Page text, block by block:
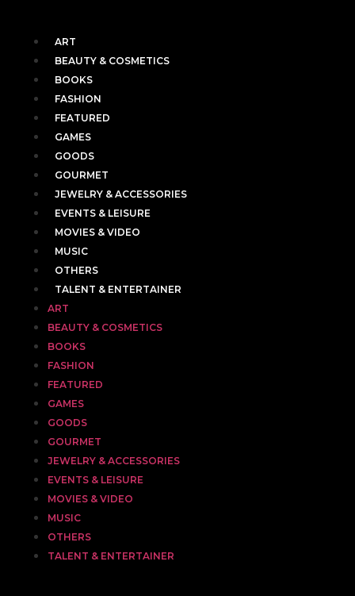
ART
BEAUTY & COSMETICS
BOOKS
FASHION
FEATURED
GAMES
GOODS
GOURMET
JEWELRY & ACCESSORIES
EVENTS & LEISURE
MOVIES & VIDEO
MUSIC
OTHERS
TALENT & ENTERTAINER
ART
BEAUTY & COSMETICS
BOOKS
FASHION
FEATURED
GAMES
GOODS
GOURMET
JEWELRY & ACCESSORIES
EVENTS & LEISURE
MOVIES & VIDEO
MUSIC
OTHERS
TALENT & ENTERTAINER